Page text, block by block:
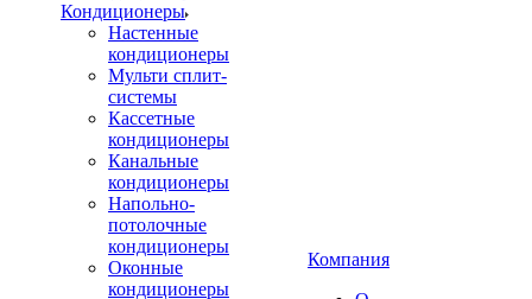
Кондиционеры
Настенные
кондиционеры
Мульти сплит-
системы
Кассетные
кондиционеры
Канальные
кондиционеры
Напольно-
потолочные
кондиционеры
Оконные
кондиционеры
Компания